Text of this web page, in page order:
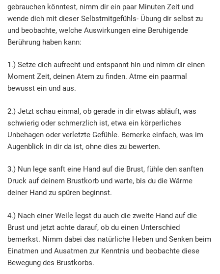
gebrauchen könntest, nimm dir ein paar Minuten Zeit und
wende dich mit dieser Selbstmitgefühls- Übung dir selbst zu
und beobachte, welche Auswirkungen eine Beruhigende
Berührung haben kann:
1.) Setze dich aufrecht und entspannt hin und nimm dir einen
Moment Zeit, deinen Atem zu finden. Atme ein paarmal
bewusst ein und aus.
2.) Jetzt schau einmal, ob gerade in dir etwas abläuft, was
schwierig oder schmerzlich ist, etwa ein körperliches
Unbehagen oder verletzte Gefühle. Bemerke einfach, was im
Augenblick in dir da ist, ohne dies zu bewerten.
3.) Nun lege sanft eine Hand auf die Brust, fühle den sanften
Druck auf deinem Brustkorb und warte, bis du die Wärme
deiner Hand zu spüren beginnst.
4.) Nach einer Weile legst du auch die zweite Hand auf die
Brust und jetzt achte darauf, ob du einen Unterschied
bemerkst. Nimm dabei das natürliche Heben und Senken beim
Einatmen und Ausatmen zur Kenntnis und beobachte diese
Bewegung des Brustkorbs.